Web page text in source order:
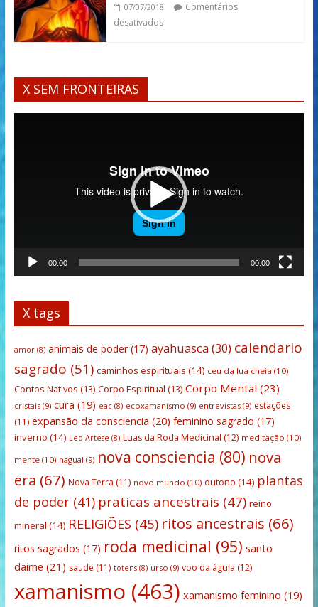
07/07/2018
Comentários
desativados
X SEM FRONTEIRAS
00:00 00:00
X tags
amor(8) animais de poder(17) ayahuasca(30) calendario
sagrado (51) caminhos espirituais (14) ceu da lua cheia (10)
Contos Nativos (13) Corpo Espiritual (13) Corpo Mental (23)
cristais(9) cura (19) eac(8) ecoxamanismo (9) entrevistas(9) estações
(11) expansão da consciencia (20) feminino sagrado (17)
inverno (14) Leo Artese (8) Luas da Roda Medicinal (12) meditação (10)
mente(10) nagual (9) nova consciencia (80) nova
era (67) Nova Terra (11) novo mundo (10) outono (14) plantas
de poder(41) praticas ancestrais (47) reino
mineral (14) RELIGIÕES (45) ritos ancestrais (66)
ritos sagrados (17) roda medicinal (95) santo
daime (21) saude (11) totens(8) urso (9) voo da águia (12)
xamanismo (463) xamanismo feminino (19)